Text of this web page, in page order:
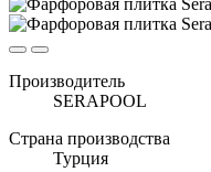
Производитель
SERAPOOL
Страна производства
Турция